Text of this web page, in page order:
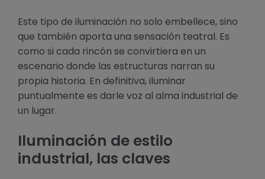
Este tipo de iluminación no solo embellece, sino
que también aporta una sensación teatral. Es
como si cada rincón se convirtiera en un
escenario donde las estructuras narran su
propia historia. En definitiva, iluminar
puntualmente es darle voz al alma industrial de
un lugar.
Iluminación de estilo
industrial, las claves